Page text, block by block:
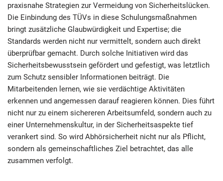
praxisnahe Strategien zur Vermeidung von Sicherheitslücken.
Die Einbindung des TÜVs in diese Schulungsmaßnahmen
bringt zusätzliche Glaubwürdigkeit und Expertise; die
Standards werden nicht nur vermittelt, sondern auch direkt
überprüfbar gemacht. Durch solche Initiativen wird das
Sicherheitsbewusstsein gefördert und gefestigt, was letztlich
zum Schutz sensibler Informationen beiträgt. Die
Mitarbeitenden lernen, wie sie verdächtige Aktivitäten
erkennen und angemessen darauf reagieren können. Dies führt
nicht nur zu einem sichereren Arbeitsumfeld, sondern auch zu
einer Unternehmenskultur, in der Sicherheitsaspekte tief
verankert sind. So wird Abhörsicherheit nicht nur als Pflicht,
sondern als gemeinschaftliches Ziel betrachtet, das alle
zusammen verfolgt.